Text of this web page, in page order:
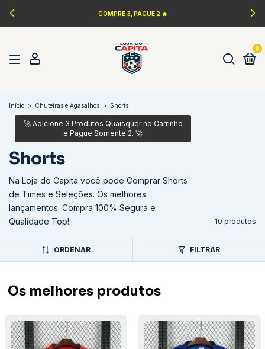
COMPRE 3, PAGUE 2 🔥
0
Início > Chuteiras e Agasalhos > Shorts
Shorts
Na Loja do Capita você pode Comprar Shorts
de Times e Seleções. Os melhores
lançamentos. Compra 100% Segura e
Qualidade Top!
10 produtos
ORDENAR FILTRAR
Os melhores produtos